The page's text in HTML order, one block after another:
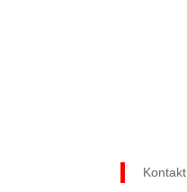
Kontakt